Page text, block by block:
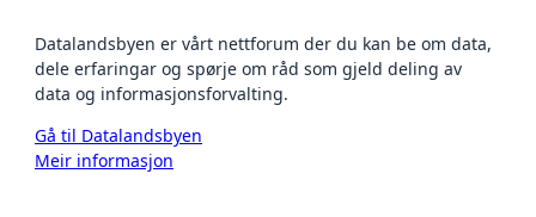
Datalandsbyen er vårt nettforum der du kan be om data,
dele erfaringar og spørje om råd som gjeld deling av
data og informasjonsforvalting.
Gå til Datalandsbyen
Meir informasjon